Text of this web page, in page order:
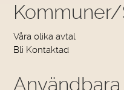
Våra olika avtal
Bli Kontaktad